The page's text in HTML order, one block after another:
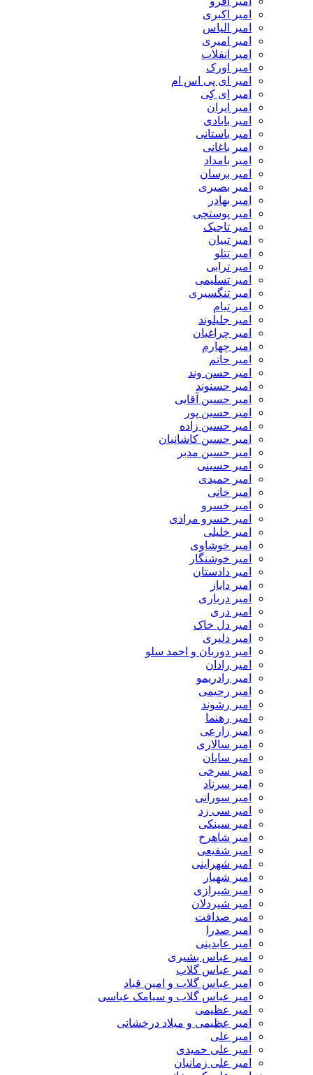
امیر اکبری
امیر الیاس
امیر امیری
امیر انقلاب
امیر اورک
امیر ای پی اس ام
امیر اِی کِی
امیر ایران
امیر بابادی
امیر باستانی
امیر باغانی
امیر بامداد
امیر برسان
امیر بصیری
امیر بهادر
امیر پوستچی
امیر تاجیک
امیر تبیان
امیر تتلو
امیر ترابی
امیر تسلیمی
امیر تنگسیری
امیر تیام
امیر جلیلوند
امیر چراغیان
امیر چهارم
امیر حاتم
امیر حسن وند
امیر حسنوند
امیر حسین آقایی
امیر حسین پور
امیر حسین زاده
امیر حسین کاشانیان
امیر حسین مدبر
امیر حسینی
امیر حمیدی
امیر خانی
امیر خسرو
امیر خسرو مرادی
امیر خلیلی
امیر خوشاوی
امیر خوشنگار
امیر دادستان
امیر دایاز
امیر درباری
امیر دری
امیر دل خاک
امیر دلیری
امیر دوربان و احمد سلو
امیر رادان
امیر رادریمو
امیر رحیمی
امیر رشوند
امیر رهنما
امیر زارعی
امیر سالاری
امیر سایان
امیر سرخی
امیر سرناد
امیر سورانی
امیر سی زد
امیر سینکی
امیر شاهرخ
امیر شفیعی
امیر شهراینی
امیر شهیار
امیر شیرازی
امیر شیردلان
امیر صداقت
امیر صدرا
امیر عابدینی
امیر عباس بشیری
امیر عباس گلاب
امیر عباس گلاب و امین قباد
امیر عباس گلاب و سیامک عباسی
امیر عظیمی
امیر عظیمی و میلاد درخشانی
امیر علی
امیر علی حمیدی
امیر علی زمانیان